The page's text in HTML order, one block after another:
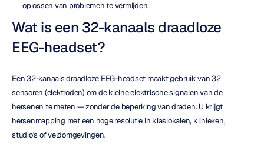
oplossen van problemen te vermijden.
Wat is een 32-kanaals draadloze
EEG-headset?
Een 32-kanaals draadloze EEG-headset maakt gebruik van 32
sensoren (elektroden) om de kleine elektrische signalen van de
hersenen te meten — zonder de beperking van draden. U krijgt
hersenmapping met een hoge resolutie in klaslokalen, klinieken,
studio's of veldomgevingen.